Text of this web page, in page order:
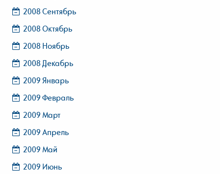
2008 Сентябрь
2008 Октябрь
2008 Ноябрь
2008 Декабрь
2009 Январь
2009 Февраль
2009 Март
2009 Апрель
2009 Май
2009 Июнь